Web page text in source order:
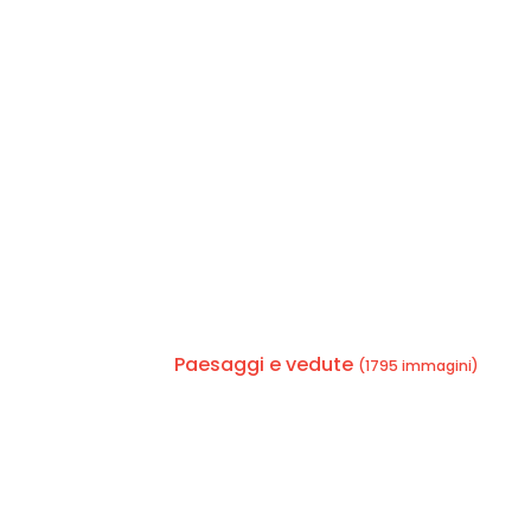
Paesaggi e vedute (1795 immagini)